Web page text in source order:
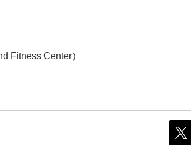
Fitness Center）